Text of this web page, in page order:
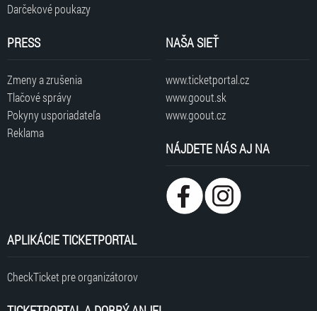
Darčekové poukazy
PRESS
Zmeny a zrušenia
Tlačové správy
Pokyny usporiadateľa
Reklama
NAŠA SIEŤ
www.ticketportal.cz
www.goout.sk
www.goout.cz
NÁJDETE NÁS AJ NA
APLIKÁCIE TICKETPORTAL
CheckTicket pre organizátorov